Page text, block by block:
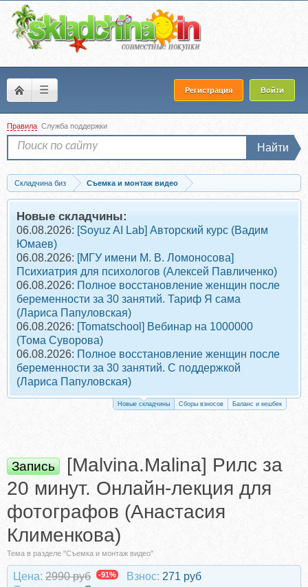
☰ Регистрация Войти
Правила Служба поддержки
Найти
Складчина биз
Съемка и монтаж видео
Запись [Malvina.Malina] Рилс за 20 минут. Онлайн-лекция для фотографов...
Новые складчины:
06.08.2026: [Soyuz AI Lab] Авторский курс (Вадим
Юмаев)
06.08.2026: [МГУ имени М. В. Ломоносова]
Психиатрия для психологов (Алексей Павличенко)
06.08.2026: Полное восстановление женщин после
беременности за 30 занятий. Тариф Я сама
(Лариса Папуловская)
06.08.2026: [Tomatschool] Вебинар на 1000000
(Тома Суворова)
06.08.2026: Полное восстановление женщин после
беременности за 30 занятий. С поддержкой
(Лариса Папуловская)
Новые складчины Сборы взносов Баланс и кешбек
Запись
[Malvina.Malina] Рилс за
20 минут. Онлайн-лекция для
фотографов (Анастасия
Клименкова)
Тема в разделе "Съемка и монтаж видео"
Цена: 2990 руб -91% Взнос: 271 руб